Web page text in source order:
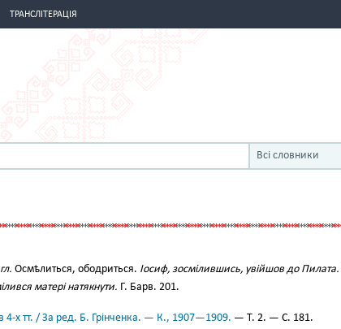
ТРАНСЛІТЕРАЦІЯ
Всі словники
гл. Осмѣлиться, ободриться. Іосиф, зосмілившись, увійшов до Пилата.
матері натякнути. Г. Барв. 201.
4-х тт. / За ред. Б. Грінченка. — К., 1907—1909. — Т. 2. — С. 181.